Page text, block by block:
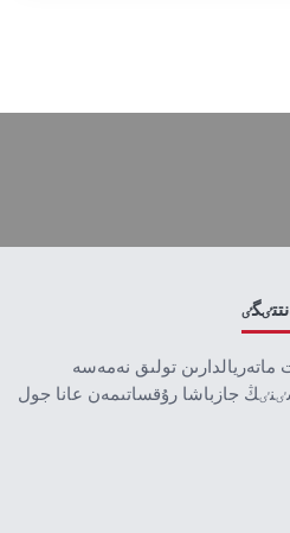
تولىق نەمەسە
جازباشا رۇقساتىمەن عانا جول